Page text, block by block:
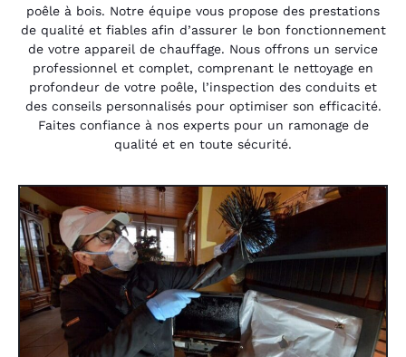
poêle à bois. Notre équipe vous propose des prestations
de qualité et fiables afin d’assurer le bon fonctionnement
de votre appareil de chauffage. Nous offrons un service
professionnel et complet, comprenant le nettoyage en
profondeur de votre poêle, l’inspection des conduits et
des conseils personnalisés pour optimiser son efficacité.
Faites confiance à nos experts pour un ramonage de
qualité et en toute sécurité.